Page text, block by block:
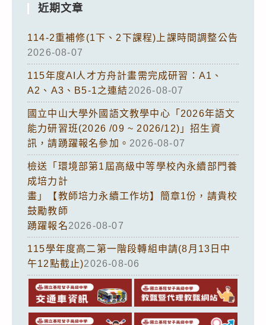
近期文章
114-2重補修(1下、2下課程)上課時間調整公告
2026-08-07
115年度AI人才方舟計畫需完成研習：A1、
A2、A3、B5-1之連結2026-08-07
國立中山大學外國語文教學中心「2026年語文
能力研習班(2026 /09 ~ 2026/12)」招生資
訊，請踴躍報名參加。 2026-08-07
檢送「環境部第1屆高級中等學校內永續部門養
成培力計
畫」【教師培力永續工作坊】簡章1份，請貴校
鼓勵教師
踴躍報名2026-08-07
115學年度高二第一階段轉組申請(8月13日中
午12點截止)2026-08-06